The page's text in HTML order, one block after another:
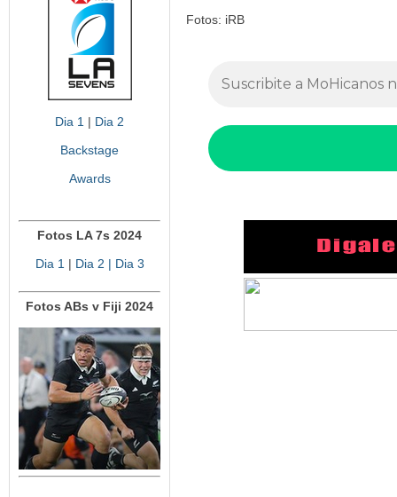
Dia 1 | Dia 2
Backstage
Awards
Fotos LA 7s 2024
Dia 1 | Dia 2 | Dia 3
Fotos ABs v Fiji 2024
Fotos: iRB